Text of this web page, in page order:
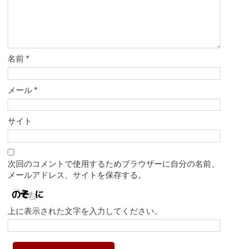
名前 *
メール *
サイト
次回のコメントで使用するためブラウザーに自分の名前、
メールアドレス、サイトを保存する。
上に表示された文字を入力してください。